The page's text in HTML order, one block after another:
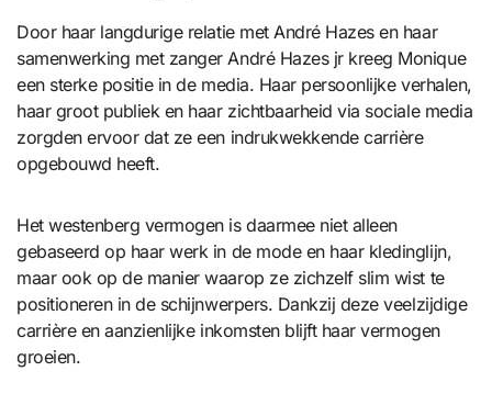
Door haar langdurige relatie met André Hazes en haar
samenwerking met zanger André Hazes jr kreeg Monique
een sterke positie in de media. Haar persoonlijke verhalen,
haar groot publiek en haar zichtbaarheid via sociale media
zorgden ervoor dat ze een indrukwekkende carrière
opgebouwd heeft.
Het westenberg vermogen is daarmee niet alleen
gebaseerd op haar werk in de mode en haar kledinglijn,
maar ook op de manier waarop ze zichzelf slim wist te
positioneren in de schijnwerpers. Dankzij deze veelzijdige
carrière en aanzienlijke inkomsten blijft haar vermogen
groeien.